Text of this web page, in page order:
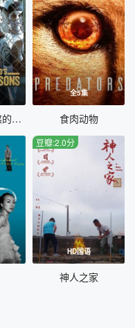
深入全球最难熬的监狱第六季
全5集
食肉动物
HD国语
豆瓣:2.0分
神人之家